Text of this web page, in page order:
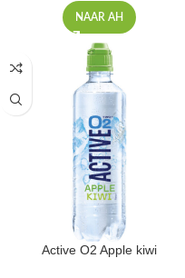
NAAR AH
Active O2 Apple kiwi